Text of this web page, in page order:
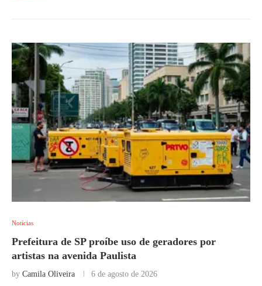
Notícias
Prefeitura de SP proíbe uso de geradores por
artistas na avenida Paulista
by Camila Oliveira 6 de agosto de 2026